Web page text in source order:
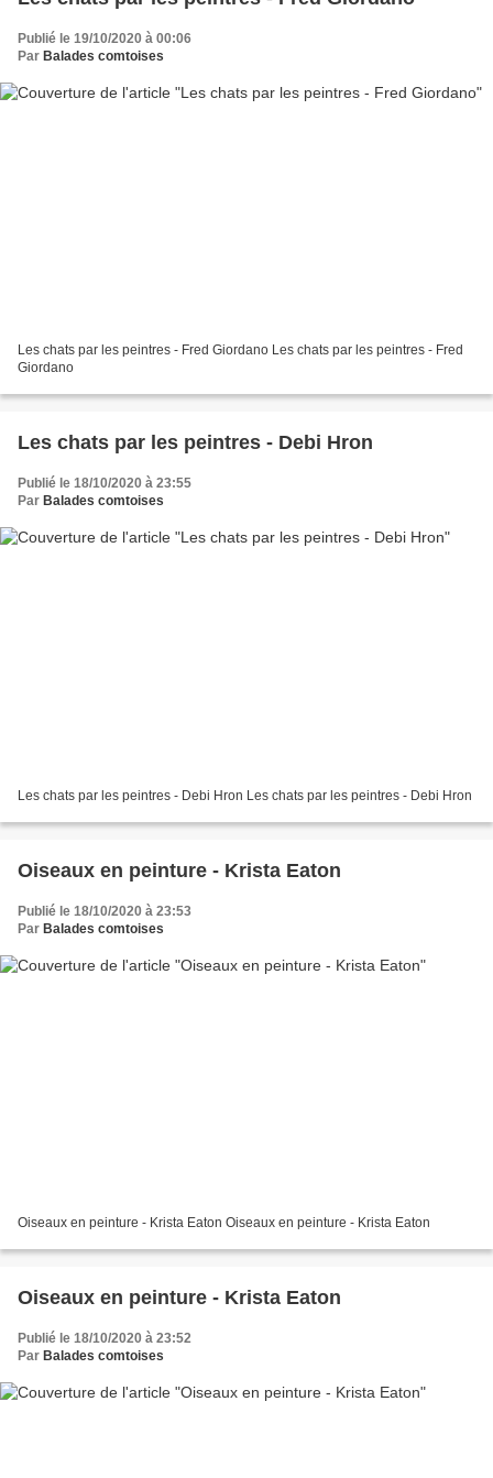
Publié le 19/10/2020 à 00:06
Par Balades comtoises
Les chats par les peintres - Fred Giordano Les chats par les peintres - Fred
Giordano
Les chats par les peintres - Debi Hron
Publié le 18/10/2020 à 23:55
Par Balades comtoises
Les chats par les peintres - Debi Hron Les chats par les peintres - Debi Hron
Oiseaux en peinture - Krista Eaton
Publié le 18/10/2020 à 23:53
Par Balades comtoises
Oiseaux en peinture - Krista Eaton Oiseaux en peinture - Krista Eaton
Oiseaux en peinture - Krista Eaton
Publié le 18/10/2020 à 23:52
Par Balades comtoises